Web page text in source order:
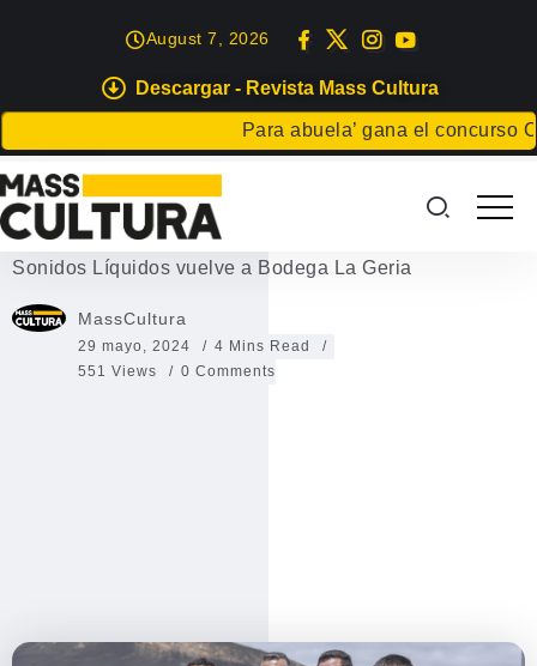
Descargar - Revista Mass Cultura
Para abuela’ gana el concurso
August 7, 2026
EVENTOS
Sonidos Líquidos vuelve a
Bodega La Geria
Sonidos Líquidos vuelve a Bodega La Geria
MassCultura
29 mayo, 2024
4 Mins Read
551 Views
0 Comments